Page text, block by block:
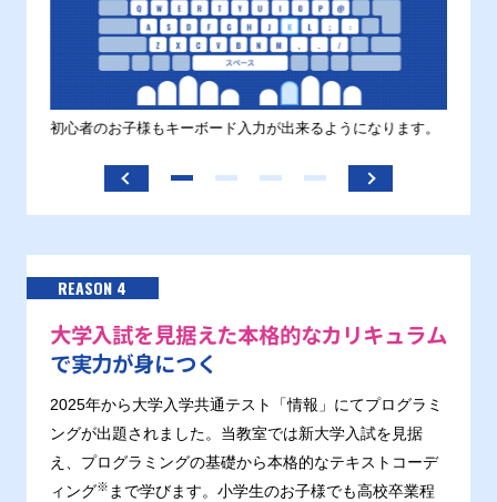
初心者のお子様もキーボード入力が出来るようになります。
REASON 4
大学入試を見据えた本格的なカリキュラム
で実力が身につく
2025年から大学入学共通テスト「情報」にてプログラミ
ングが出題されました。当教室では新大学入試を見据
え、プログラミングの基礎から本格的なテキストコーデ
ィング※ まで学びます。小学生のお子様でも高校卒業程